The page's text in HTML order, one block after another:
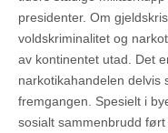
presidenter. Om
voldskriminalitet og
av kontinentet utad. Det
narkotikahandelen delvis
fremgangen. Spesielt i
sosialt sammenbrudd